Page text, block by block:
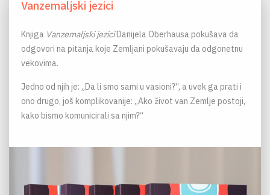
Vanzemaljski jezici
Knjiga Vanzemaljski jeziciDanijela Oberhausa pokušava da
odgovori na pitanja koje Zemljani pokušavaju da odgonetnu
vekovima.
Jedno od njih je: „Da li smo sami u vasioni?“, a uvek ga prati i
ono drugo, još komplikovanije: „Ako život van Zemlje postoji,
kako bismo komunicirali sa njim?“